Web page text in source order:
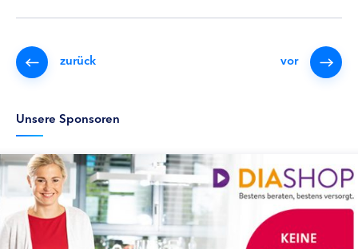
zurück vor
Unsere Sponsoren